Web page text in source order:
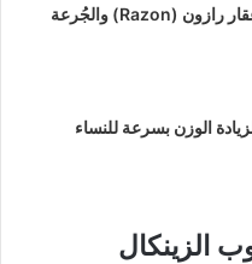
دواعي استخدام عقار رازون (Razon) والجُرعة
الوزن بسرعة للنساء
الزينكال